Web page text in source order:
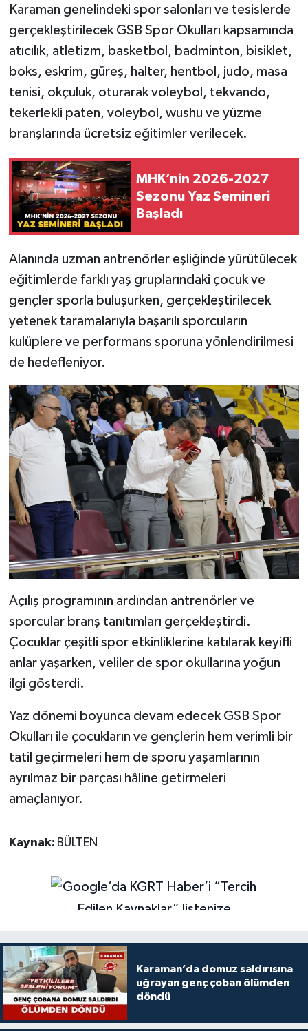
Karaman genelindeki spor salonları ve tesislerde
gerçekleştirilecek GSB Spor Okulları kapsamında
atıcılık, atletizm, basketbol, badminton, bisiklet,
boks, eskrim, güreş, halter, hentbol, judo, masa
tenisi, okçuluk, oturarak voleybol, tekvando,
tekerlekli paten, voleybol, wushu ve yüzme
branşlarında ücretsiz eğitimler verilecek.
MHK’nin 2026-2027
Sezonu Yaz Semineri
Başladı
Alanında uzman antrenörler eşliğinde yürütülecek
eğitimlerde farklı yaş gruplarındaki çocuk ve
gençler sporla buluşurken, gerçekleştirilecek
yetenek taramalarıyla başarılı sporcuların
kulüplere ve performans sporuna yönlendirilmesi
de hedefleniyor.
Açılış programının ardından antrenörler ve
sporcular branş tanıtımları gerçekleştirdi.
Çocuklar çeşitli spor etkinliklerine katılarak keyifli
anlar yaşarken, veliler de spor okullarına yoğun
ilgi gösterdi.
Yaz dönemi boyunca devam edecek GSB Spor
Okulları ile çocukların ve gençlerin hem verimli bir
tatil geçirmeleri hem de sporu yaşamlarının
ayrılmaz bir parçası hâline getirmeleri
amaçlanıyor.
Kaynak: BÜLTEN
Karaman’da domuz saldırısına
uğrayan genç çoban ölümden
döndü